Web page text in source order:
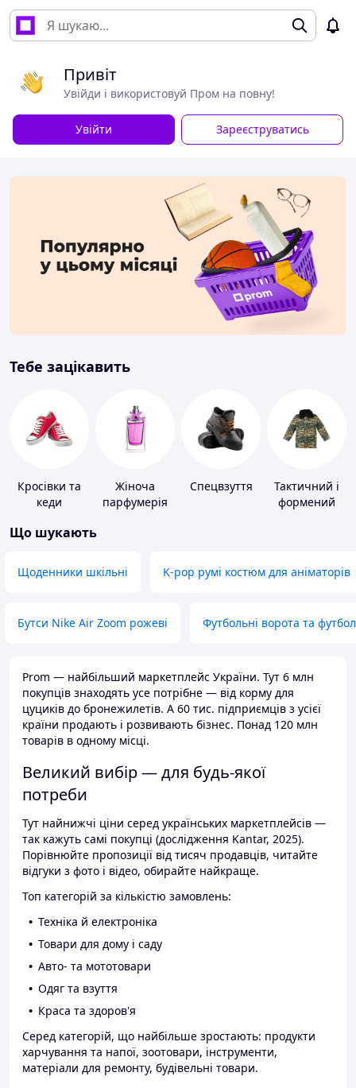
Привіт
Увійди і використовуй Пром на повну!
Увійти Зареєструватись
Тебе зацікавить
Кросівки та
кеди
Жіноча
парфумерія
Спецвзуття
Тактичний і
формений
Що шукають
Щоденники шкільні K-pop румі костюм для аніматорів
Бутси Nike Air Zoom рожеві Футбольні ворота та
Prom — найбільший маркетплейс України. Тут 6 млн
покупців знаходять усе потрібне — від корму для
цуциків до бронежилетів. А 60 тис. підприємців з усієї
країни продають і розвивають бізнес. Понад 120 млн
товарів в одному місці.
Великий вибір — для будь-якої
потреби
Тут найнижчі ціни серед українських маркетплейсів —
так кажуть самі покупці (дослідження Kantar, 2025).
Порівнюйте пропозиції від тисяч продавців, читайте
відгуки з фото і відео, обирайте найкраще.
Топ категорій за кількістю замовлень:
Техніка й електроніка
Товари для дому і саду
Авто- та мототовари
Одяг та взуття
Краса та здоров'я
Серед категорій, що найбільше зростають: продукти
харчування та напої, зоотовари, інструменти,
матеріали для ремонту, будівельні товари.